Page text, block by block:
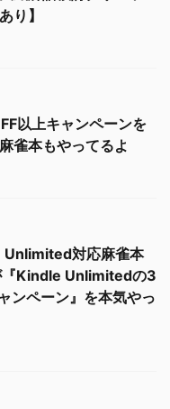
り】
以上キャンペーンを
雀本もやってるよ
Unlimited対応麻雀本
『Kindle Unlimitedの3
ンペーン』を本気やっ